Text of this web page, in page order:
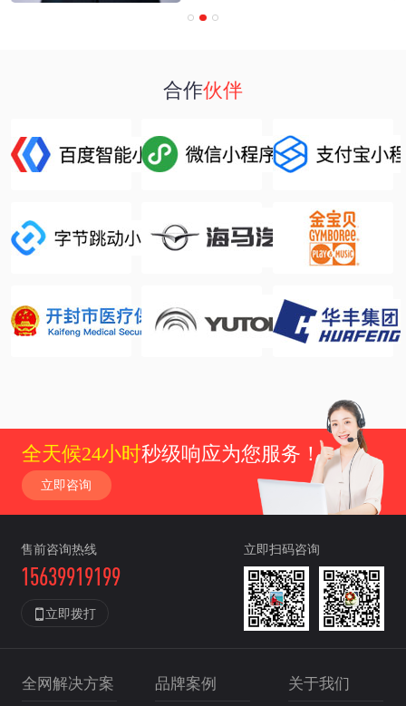
合作伙伴
全天候24小时秒级响应为您服务！
立即咨询
售前咨询热线
15639919199
 立即拨打
立即扫码咨询
全网解决方案 品牌案例 关于我们